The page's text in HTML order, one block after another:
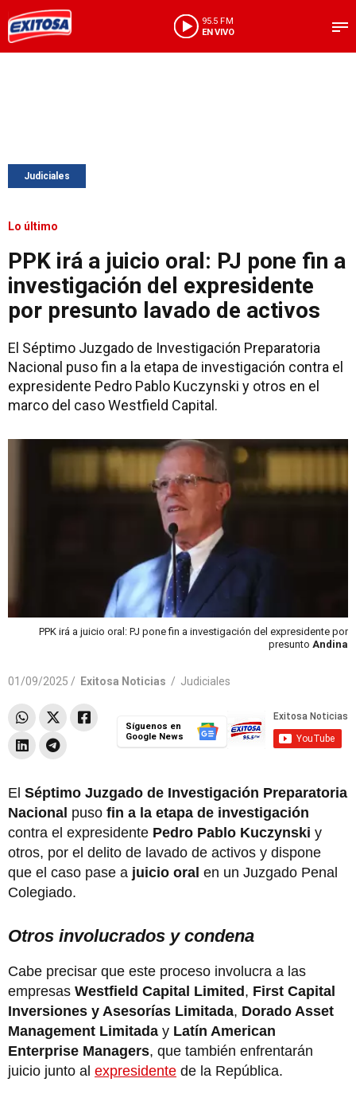
95.5 FM
EN VIVO
Judiciales
Lo último
PPK irá a juicio oral: PJ pone fin a
investigación del expresidente
por presunto lavado de activos
El Séptimo Juzgado de Investigación Preparatoria
Nacional puso fin a la etapa de investigación contra el
expresidente Pedro Pablo Kuczynski y otros en el
marco del caso Westfield Capital.
PPK irá a juicio oral: PJ pone fin a investigación del expresidente por
presunto Andina
01/09/2025 / Exitosa Noticias / Judiciales
Síguenos en
Google News
El Séptimo Juzgado de Investigación Preparatoria
Nacional puso fin a la etapa de investigación
contra el expresidente Pedro Pablo Kuczynski y
otros, por el delito de lavado de activos y dispone
que el caso pase a juicio oral en un Juzgado Penal
Colegiado.
Otros involucrados y condena
Cabe precisar que este proceso involucra a las
empresas Westfield Capital Limited, First Capital
Inversiones y Asesorías Limitada, Dorado Asset
Management Limitada y Latín American
Enterprise Managers, que también enfrentarán
juicio junto al expresidente de la República.